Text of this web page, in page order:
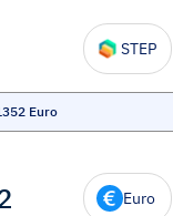
STEP
Euro
Euro